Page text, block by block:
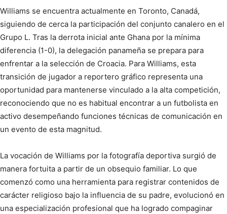
Williams se encuentra actualmente en Toronto, Canadá,
siguiendo de cerca la participación del conjunto canalero en el
Grupo L. Tras la derrota inicial ante Ghana por la mínima
diferencia (1-0), la delegación panameña se prepara para
enfrentar a la selección de Croacia. Para Williams, esta
transición de jugador a reportero gráfico representa una
oportunidad para mantenerse vinculado a la alta competición,
reconociendo que no es habitual encontrar a un futbolista en
activo desempeñando funciones técnicas de comunicación en
un evento de esta magnitud.
La vocación de Williams por la fotografía deportiva surgió de
manera fortuita a partir de un obsequio familiar. Lo que
comenzó como una herramienta para registrar contenidos de
carácter religioso bajo la influencia de su padre, evolucionó en
una especialización profesional que ha logrado compaginar